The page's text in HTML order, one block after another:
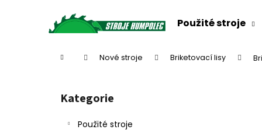
Použité stroje
Domů Nové stroje Briketovací lisy
Přeskočit
kategorie
Kategorie
Použité stroje
Zpět
Zpět